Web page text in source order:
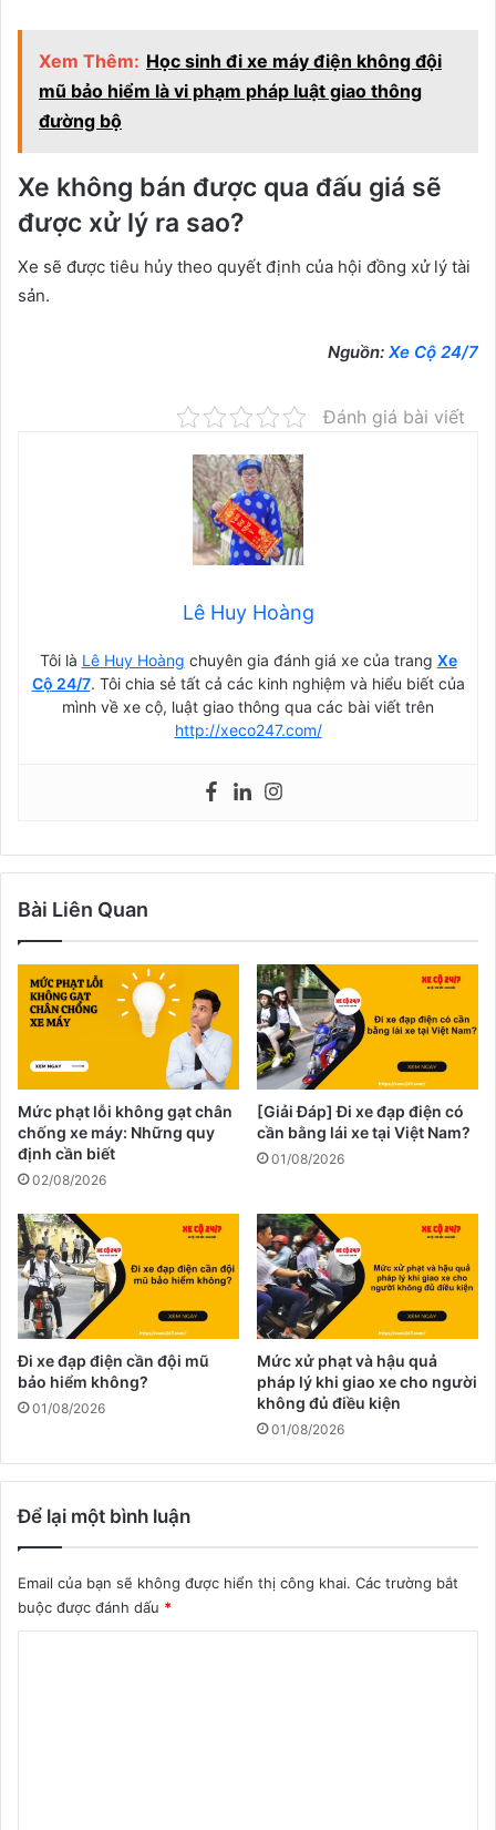
Xem Thêm: Học sinh đi xe máy điện không đội
mũ bảo hiểm là vi phạm pháp luật giao thông
đường bộ
Xe không bán được qua đấu giá sẽ
được xử lý ra sao?
Xe sẽ được tiêu hủy theo quyết định của hội đồng xử lý tài
sản.
Nguồn: Xe Cộ 24/7
Đánh giá bài viết
Lê Huy Hoàng
Tôi là Lê Huy Hoàng chuyên gia đánh giá xe của trang Xe
Cộ 24/7. Tôi chia sẻ tất cả các kinh nghiệm và hiểu biết của
mình về xe cộ, luật giao thông qua các bài viết trên
http://xeco247.com/
Bài Liên Quan
Mức phạt lỗi không gạt chân
chống xe máy: Những quy
định cần biết
02/08/2026
[Giải Đáp] Đi xe đạp điện có
cần bằng lái xe tại Việt Nam?
01/08/2026
Đi xe đạp điện cần đội mũ
bảo hiểm không?
01/08/2026
Mức xử phạt và hậu quả
pháp lý khi giao xe cho người
không đủ điều kiện
01/08/2026
Để lại một bình luận
Email của bạn sẽ không được hiển thị công khai. Các trường bắt
buộc được đánh dấu *